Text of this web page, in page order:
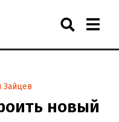
Зайцев
новый